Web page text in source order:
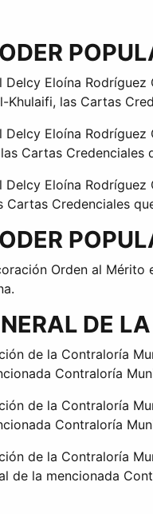
Eloína
Khulaifi, las Cartas
Eloína
Cartas
Eloína
Cartas Credenciales
Orden al
DE
de la Contraloría
Contraloría
de la Contraloría
Contraloría
de la Contraloría
de la mencionada